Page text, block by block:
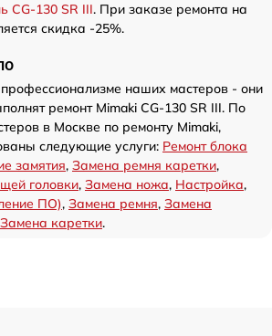
CG-130 SR III. При заказе ремонта на
скидка -25%.
наших мастеров - они
ремонт Mimaki CG-130 SR III. По
в Москве по ремонту Mimaki,
следующие услуги: Ремонт блока
замятия, Замена ремня каретки,
головки, Замена ножа, Настройка,
ПО), Замена ремня, Замена
Замена каретки.